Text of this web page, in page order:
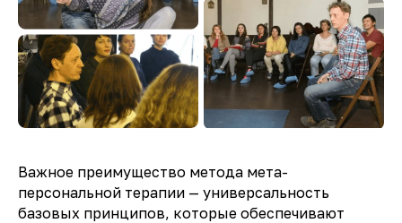
Важное преимущество метода мета-
персональной терапии — универсальность
базовых принципов, которые обеспечивают